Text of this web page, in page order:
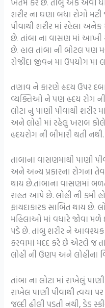
શરીર ના ઘણા બધા રોગો
પીવાથી શરીર માં રહેલા અનેક
છે. તાંબા ના વાસણ માં આખી
છે. હાલ તાંબા ની બોટલ પણ
રોજીંદા જીવન મા ઉપયોગ મા
તણાવ ને કારણે હૃદય ઉપર
વ્યક્તિઓ ને પણ હૃદય રોગ
લોટા નું પાણી પીવાથી શરીર
અને લોહી માં રહેલું ખરાબ
હૃદયરોગ ની બીમારી થતી નથી.
તાંબાના વાસણમાંથી પાણી
અને અન્ય પ્રકારના રોગના
થાય છે.તાંબાના વાસણમાં
રાહત આપે છે. લોહી ની કમી
ફાયદાકારક સાબિત થાય છે.
મહિલાઓ માં વધારે જોવા મળે
પડે છે. તાંબુ શરીર ને
કરવામાં મદદ કરે છે એટલે જ
લોહી ની ઉણપ અને લોહીના
તાંબા ના લોટા માં રાખેલું
રાખેલ પાણી પીવાથી ત્વચા
જલ્દી ઢીલી પડતી નથી, ડેડ